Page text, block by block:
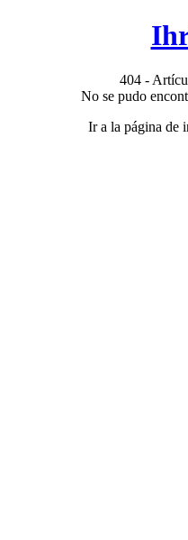
404 -
No se pudo
Ir a la página de